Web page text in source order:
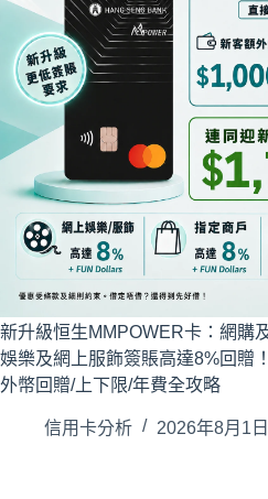
新升級恒生MMPOWER卡：網購
娛樂及網上服飾簽賬高達8%回贈
外幣回贈/上下限/年費全攻略
信用卡分析 2026年8月1日